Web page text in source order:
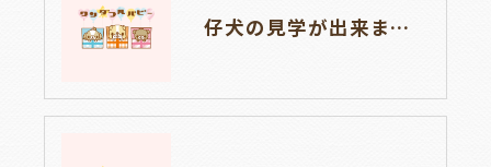
仔犬の見学が出来ます🐶岐阜県養老町のブリーダーワンダフルパピーです。